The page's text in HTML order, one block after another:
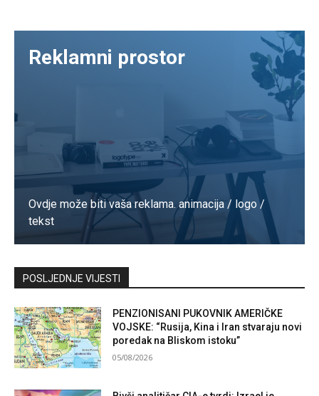
Reklamni prostor
Ovdje može biti vaša reklama. animacija / logo /
tekst
Kontaktirajte nas
POSLJEDNJE VIJESTI
PENZIONISANI PUKOVNIK AMERIČKE
VOJSKE: “Rusija, Kina i Iran stvaraju novi
poredak na Bliskom istoku”
05/08/2026